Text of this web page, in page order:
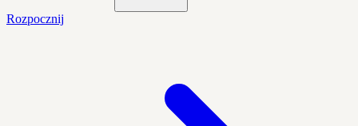
Rozpocznij